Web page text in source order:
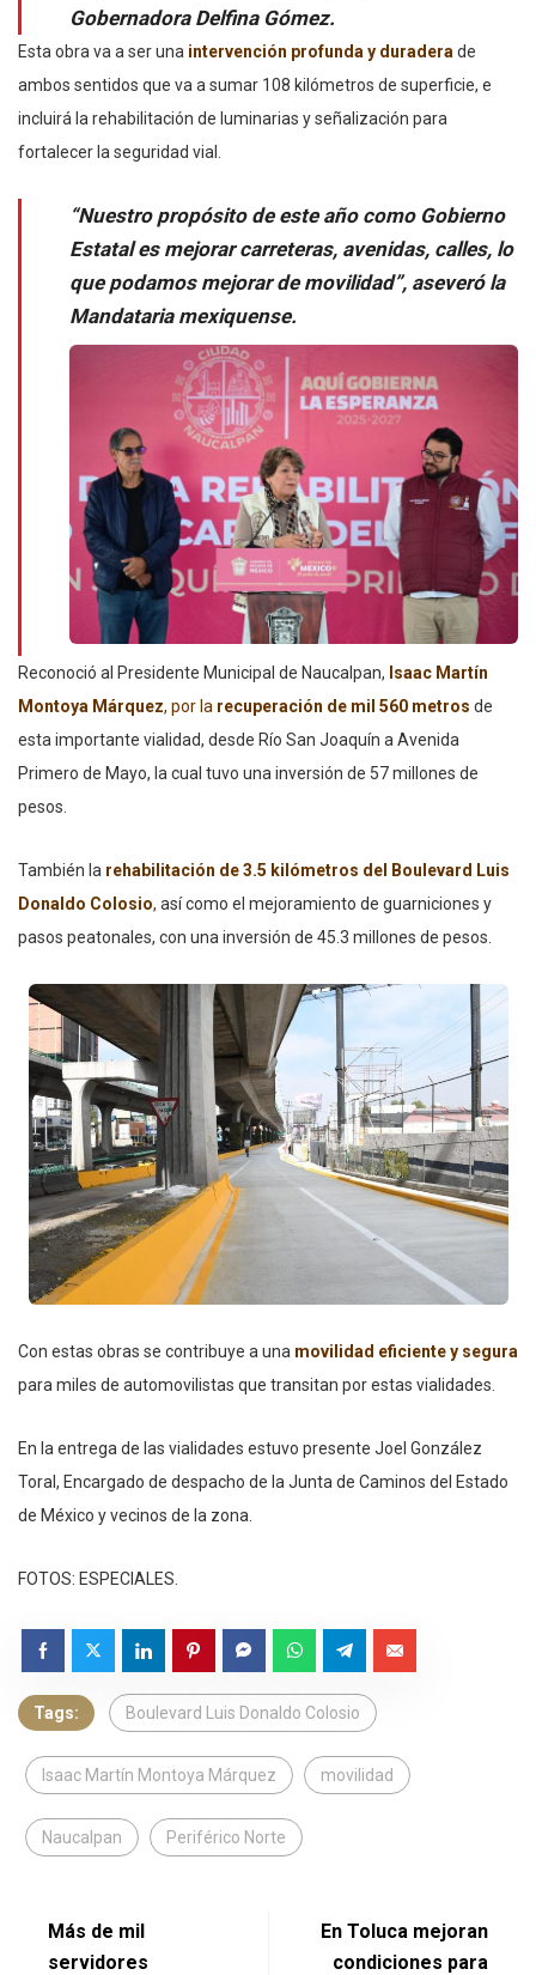
Gobernadora Delfina Gómez.
Esta obra va a ser una intervención profunda y duraderade
ambos sentidos que va a sumar 108 kilómetros de superficie, e
incluirá la rehabilitación de luminarias y señalización para
fortalecer la seguridad vial.
“Nuestro propósito de este año como Gobierno
Estatal es mejorar carreteras, avenidas, calles, lo
que podamos mejorar de movilidad”, aseveró la
Mandataria mexiquense.
Reconoció al Presidente Municipal de Naucalpan, Isaac Martín
Montoya Márquez, por la recuperación de mil 560 metros de
esta importante vialidad, desde Río San Joaquín a Avenida
Primero de Mayo, la cual tuvo una inversión de 57 millones de
pesos.
También la rehabilitación de 3.5 kilómetros del Boulevard Luis
Donaldo Colosio, así como el mejoramiento de guarniciones y
pasos peatonales, con una inversión de 45.3 millones de pesos.
Con estas obras se contribuye a una movilidad eficiente y segura
para miles de automovilistas que transitan por estas vialidades.
En la entrega de las vialidades estuvo presente Joel González
Toral, Encargado de despacho de la Junta de Caminos del Estado
de México y vecinos de la zona.
FOTOS: ESPECIALES.
Tags: Boulevard Luis Donaldo Colosio
Isaac Martín Montoya Márquez movilidad
Naucalpan Periférico Norte
Más de mil
servidores
En Toluca mejoran
condiciones para